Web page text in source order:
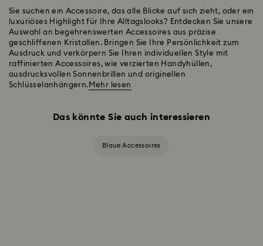
Sie suchen ein Accessoire, das alle Blicke auf sich zieht, oder ein
luxuriöses Highlight für Ihre Alltagslooks? Entdecken Sie unsere
Auswahl an begehrenswerten Accessoires aus präzise
geschliffenen Kristallen. Bringen Sie Ihre Persönlichkeit zum
Ausdruck und verkörpern Sie Ihren individuellen Style mit
raffinierten Accessoires, wie verzierten Handyhüllen,
ausdrucksvollen Sonnenbrillen und originellen
Schlüsselanhängern. Mehr lesen
Das könnte Sie auch interessieren
Blaue Accessoires